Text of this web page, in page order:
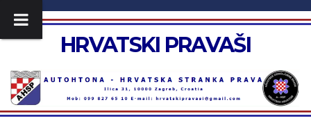
HRVATSKI PRAVAŠI